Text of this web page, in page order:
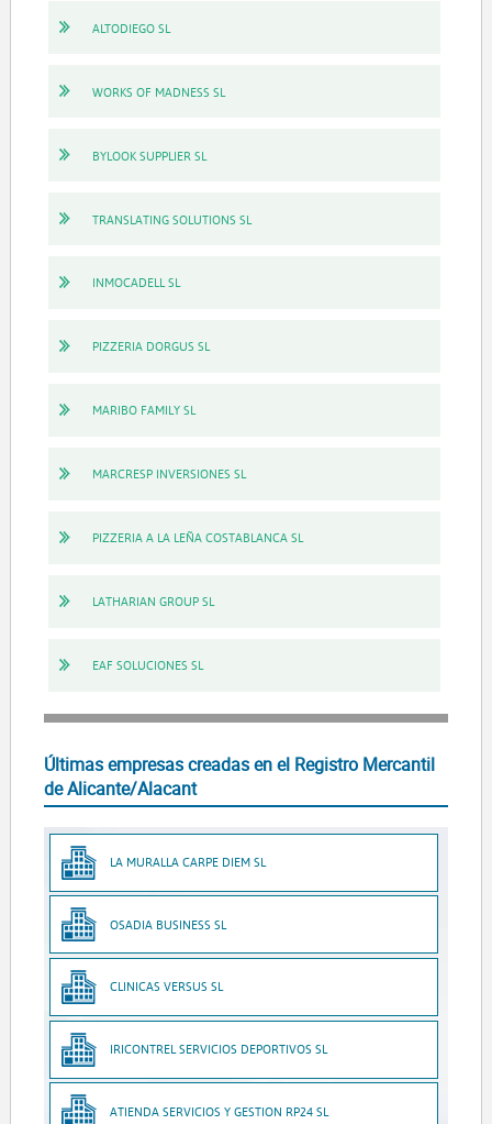
ALTODIEGO SL
WORKS OF MADNESS SL
BYLOOK SUPPLIER SL
TRANSLATING SOLUTIONS SL
INMOCADELL SL
PIZZERIA DORGUS SL
MARIBO FAMILY SL
MARCRESP INVERSIONES SL
PIZZERIA A LA LEÑA COSTABLANCA SL
LATHARIAN GROUP SL
EAF SOLUCIONES SL
Últimas empresas creadas en el Registro Mercantil
de Alicante/Alacant
LA MURALLA CARPE DIEM SL
OSADIA BUSINESS SL
CLINICAS VERSUS SL
IRICONTREL SERVICIOS DEPORTIVOS SL
ATIENDA SERVICIOS Y GESTION RP24 SL